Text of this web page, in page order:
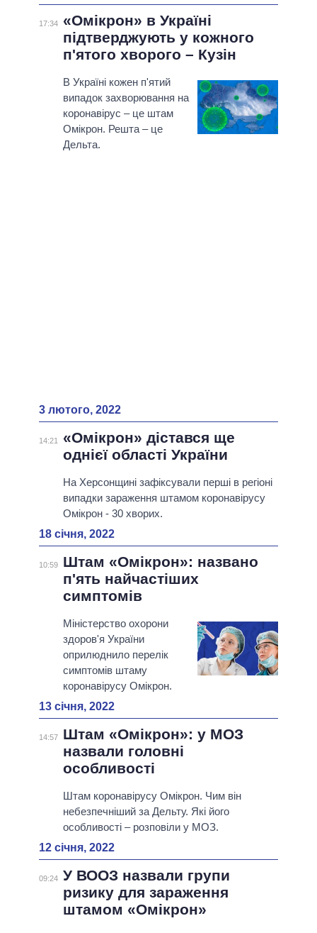
17:34
«Омікрон» в Україні
підтверджують у кожного
п'ятого хворого – Кузін
В Україні кожен п'ятий
випадок захворювання на
коронавірус – це штам
Омікрон. Решта – це
Дельта.
3 лютого, 2022
14:21
«Омікрон» дістався ще
однієї області України
На Херсонщині зафіксували перші в регіоні
випадки зараження штамом коронавірусу
Омікрон - 30 хворих.
18 січня, 2022
10:59
Штам «Омікрон»: названо
п'ять найчастіших
симптомів
Міністерство охорони
здоров'я України
оприлюднило перелік
симптомів штаму
коронавірусу Омікрон.
13 січня, 2022
14:57
Штам «Омікрон»: у МОЗ
назвали головні
особливості
Штам коронавірусу Омікрон. Чим він
небезпечніший за Дельту. Які його
особливості – розповіли у МОЗ.
12 січня, 2022
09:24 У ВООЗ назвали групи
ризику для зараження
штамом «Омікрон»